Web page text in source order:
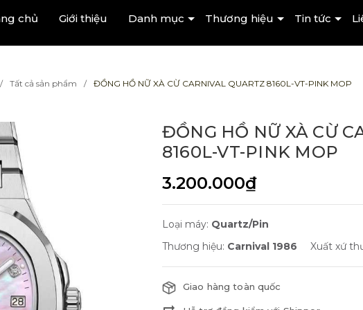
chủ Giới thiệu Danh mục Thương hiệu Tin tức
Tất cả sản phẩm ĐỒNG HỒ NỮ XÀ CỪ CARNIVAL QUARTZ 8160L-VT-PINK MOP
ĐỒNG HỒ NỮ XÀ CỪ
8160L-VT-PINK MOP
3.200.000₫
Loại máy: Quartz/Pin
Thương hiệu: Carnival 1986 Xuất xứ
Giao hàng toàn quốc